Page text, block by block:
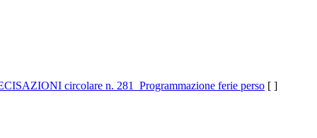
circolare n. 281_Programmazione ferie perso [ ]